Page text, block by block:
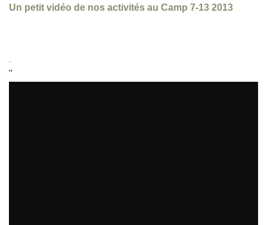
Un petit vidéo de nos activités au Camp 7-13 2013
"